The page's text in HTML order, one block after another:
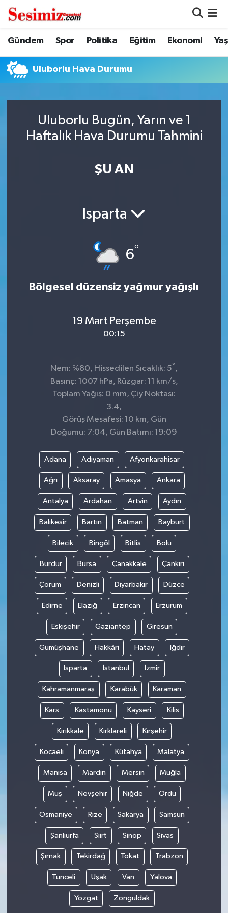
Gündem Spor Politika Eğitim Ekonomi
Uluborlu Hava Durumu
Uluborlu Bugün, Yarın ve 1
Haftalık Hava Durumu Tahmini
ŞU AN
Isparta
6°
Bölgesel düzensiz yağmur yağışlı
19 Mart Perşembe
00:15
Nem: %80, Hissedilen Sıcaklık: 5° ,
Basınç: 1007 hPa, Rüzgar: 11 km/s,
Toplam Yağış: 0 mm, Çiy Noktası:
3.4,
Görüş Mesafesi: 10 km, Gün
Doğumu: 7:04, Gün Batımı: 19:09
Adana Adıyaman Afyonkarahisar
Ağrı Aksaray Amasya Ankara
Antalya Ardahan Artvin Aydın
Balıkesir Bartın Batman Bayburt
Bilecik Bingöl Bitlis Bolu
Burdur Bursa Çanakkale Çankırı
Çorum Denizli Diyarbakır Düzce
Edirne Elazığ Erzincan Erzurum
Eskişehir Gaziantep Giresun
Gümüşhane Hakkâri Hatay Iğdır
Isparta İstanbul İzmir
Kahramanmaraş Karabük Karaman
Kars Kastamonu Kayseri Kilis
Kırıkkale Kırklareli Kırşehir
Kocaeli Konya Kütahya Malatya
Manisa Mardin Mersin Muğla
Muş Nevşehir Niğde Ordu
Osmaniye Rize Sakarya Samsun
Şanlıurfa Siirt Sinop Sivas
Şırnak Tekirdağ Tokat Trabzon
Tunceli Uşak Van Yalova
Yozgat Zonguldak
Dünya
Eğitim
Genel
Gündem
Nöbetçi Eczaneler
Hava Durumu
Trafik Durumu
Süper Lig Puan Durumu ve Fikstür